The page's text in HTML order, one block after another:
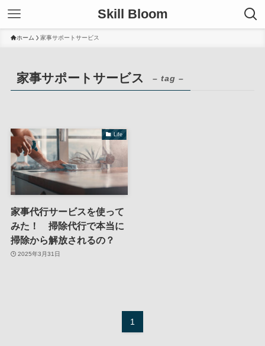
Skill Bloom
ホーム 家事サポートサービス
家事サポートサービス – tag –
Life
家事代行サービスを使って
みた！ 掃除代行で本当に
掃除から解放されるの？
2025年3月31日
1